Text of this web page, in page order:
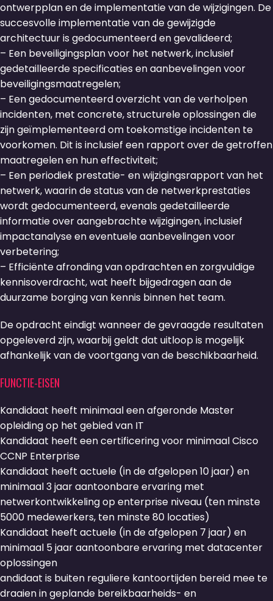
ontwerpplan en de implementatie van de wijzigingen. De
succesvolle implementatie van de gewijzigde
architectuur is gedocumenteerd en gevalideerd;
– Een beveiligingsplan voor het netwerk, inclusief
gedetailleerde specificaties en aanbevelingen voor
beveiligingsmaatregelen;
– Een gedocumenteerd overzicht van de verholpen
incidenten, met concrete, structurele oplossingen die
zijn geïmplementeerd om toekomstige incidenten te
voorkomen. Dit is inclusief een rapport over de getroffen
maatregelen en hun effectiviteit;
– Een periodiek prestatie- en wijzigingsrapport van het
netwerk, waarin de status van de netwerkprestaties
wordt gedocumenteerd, evenals gedetailleerde
informatie over aangebrachte wijzigingen, inclusief
impactanalyse en eventuele aanbevelingen voor
verbetering;
– Efficiënte afronding van opdrachten en zorgvuldige
kennisoverdracht, wat heeft bijgedragen aan de
duurzame borging van kennis binnen het team.
De opdracht eindigt wanneer de gevraagde resultaten
opgeleverd zijn, waarbij geldt dat uitloop is mogelijk
afhankelijk van de voortgang van de beschikbaarheid.
FUNCTIE-EISEN
Kandidaat heeft minimaal een afgeronde Master
opleiding op het gebied van IT
Kandidaat heeft een certificering voor minimaal Cisco
CCNP Enterprise
Kandidaat heeft actuele (in de afgelopen 10 jaar) en
minimaal 3 jaar aantoonbare ervaring met
netwerkontwikkeling op enterprise niveau (ten minste
5000 medewerkers, ten minste 80 locaties)
Kandidaat heeft actuele (in de afgelopen 7 jaar) en
minimaal 5 jaar aantoonbare ervaring met datacenter
oplossingen
andidaat is buiten reguliere kantoortijden bereid mee te
draaien in geplande bereikbaarheids- en